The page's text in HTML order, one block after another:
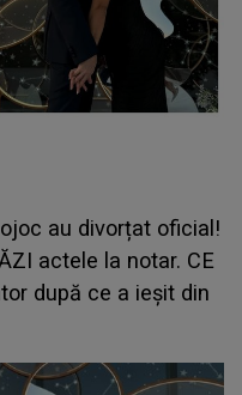
au divorțat oficial!
actele la notar. CE
după ce a ieșit din